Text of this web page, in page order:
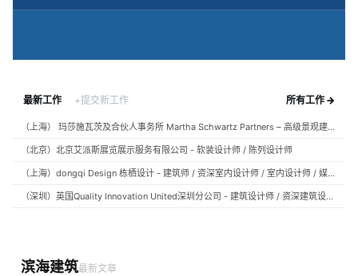
最新工作 +提交新工作 所有工作 →
（上海） 玛莎施瓦茨及合伙人事务所 Martha Schwartz Partners – 高级景观建筑师 Senior Landscape Designer / 景观建筑师 Landscape Designer
（北京）北京艾派斯展览展示服务有限公司 - 软装设计师 / 陈列设计师
（上海）dongqi Design 栋栖设计 - 建筑师 / 资深室内设计师 / 室内设计师 / 媒体及公共关系主管 / 设计实习生（常年招聘）
（深圳）英国Quality Innovation United深圳分公司 - 建筑设计师 / 资深建筑设计师 / 室内设计师 / 设计实习生
滨海建筑最新文章